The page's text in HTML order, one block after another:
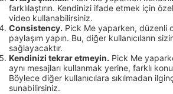
farklılaştırın. Kendinizi ifade etmek için
video kullanabilirsiniz.
Consistency. Pick Me yaparken, düzenli
paylaşım yapın. Bu, diğer kullanıcıların
sağlayacaktır.
Kendinizi tekrar etmeyin. Pick Me
aynı mesajları kullanmak yerine, farklı
Böylece diğer kullanıcılara sıkılmadan
sunabilirsiniz.